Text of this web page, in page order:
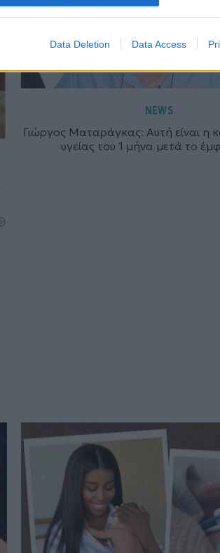
Data Deletion Data Access
NEWS
Γιώργος Ματαράγκας: Αυτή είναι η
υγείας του 1 μήνα μετά το